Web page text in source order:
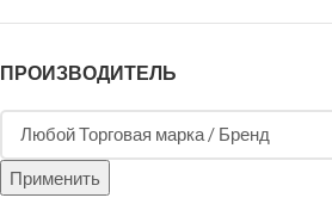
ПРОИЗВОДИТЕЛЬ
Применить